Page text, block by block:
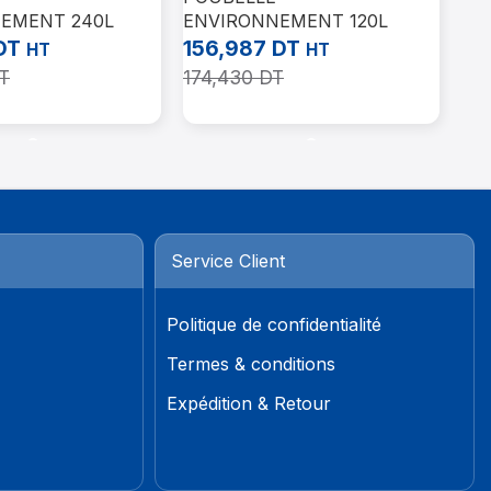
240L
HT
ENVIRONNEMENT 120L
ROUGE AVEC PÉDALE
156,987 DT HT
174,430DT
Service Client
Politique de confidentialité
Termes & conditions
Expédition & Retour